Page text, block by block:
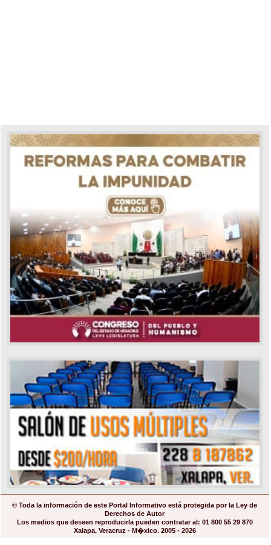
© Toda la información de este Portal Informativo está protegida por la Ley de
Derechos de Autor
Los medios que deseen reproducirla pueden contratar al: 01 800 55 29 870
Xalapa, Veracruz - M�xico. 2005 - 2026